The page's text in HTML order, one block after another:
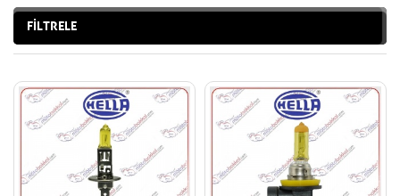
FİLTRELE